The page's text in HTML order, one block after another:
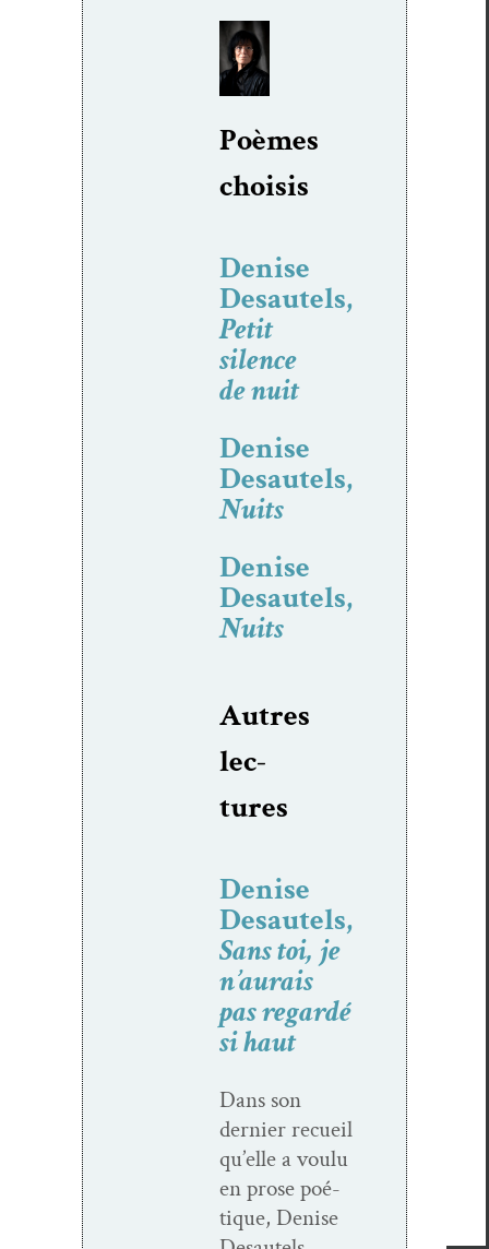
Poèmes
choi­sis
Denise
Desautels,
Petit
silence
de nuit
Denise
Desautels,
Nuits
Denise
Desautels,
Nuits
Autres
lec­
tures
Denise
Desautels,
Sans toi, je
n’aurais
pas regardé
si haut
Dans son
dernier recueil
qu’elle a voulu
en prose poé­
tique, Denise